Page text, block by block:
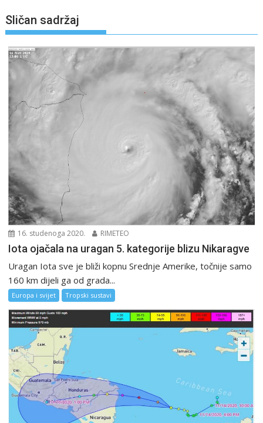
Sličan sadržaj
16. studenoga 2020. RIMETEO
Iota ojačala na uragan 5. kategorije blizu Nikaragve
Uragan Iota sve je bliži kopnu Srednje Amerike, točnije samo
160 km dijeli ga od grada...
Europa i svijet Tropski sustavi